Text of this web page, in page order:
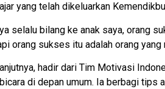
yang telah dikeluarkan
selalu bilang ke anak saya, orang
orang sukses itu adalah orang yang
hadir dari Tim Motivasi
di depan umum. Ia berbagi tips